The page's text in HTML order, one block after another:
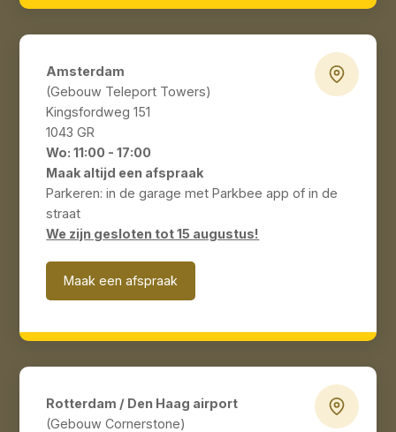
Amsterdam
(Gebouw Teleport Towers)
Kingsfordweg 151
1043 GR
Wo: 11:00 - 17:00
Maak altijd een afspraak
Parkeren: in de garage met Parkbee app of in de
straat
We zijn gesloten tot 15 augustus!
Maak een afspraak
Rotterdam / Den Haag airport
(Gebouw Cornerstone)